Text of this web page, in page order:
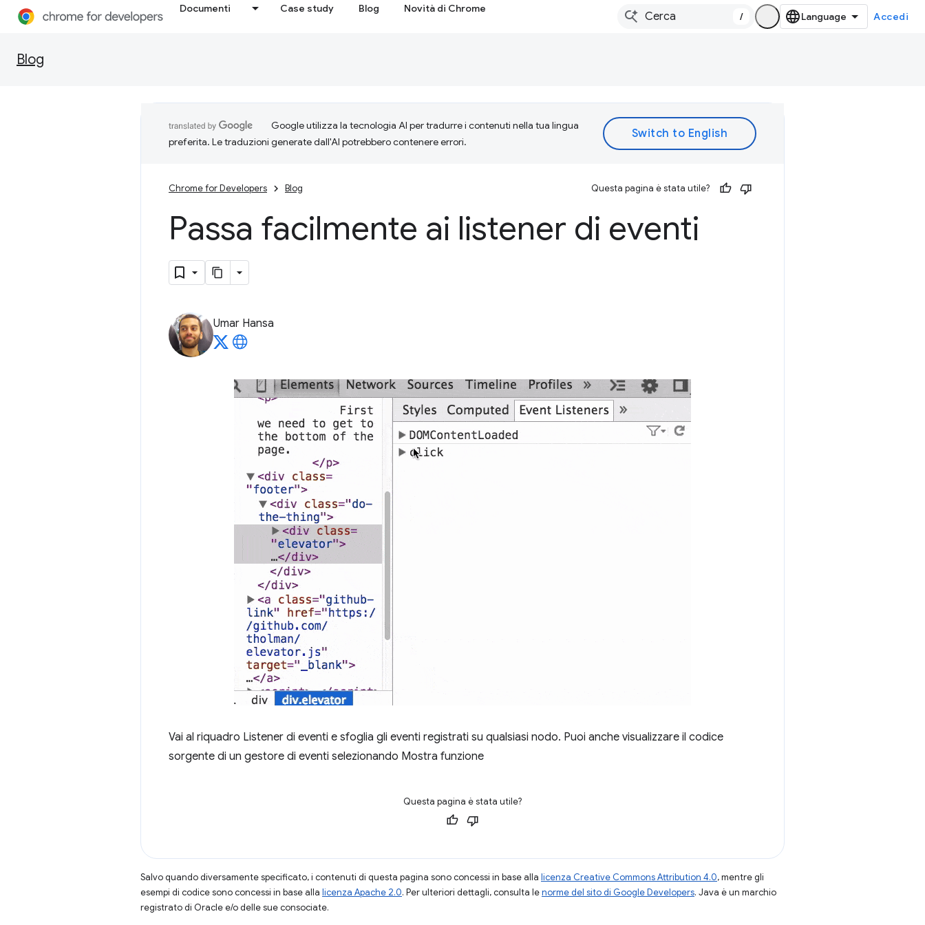
Documenti Case study Blog Novità di Chrome
/ Accedi
Blog
Google utilizza la tecnologia AI per tradurre i contenuti nella tua lingua
preferita. Le traduzioni generate dall'AI potrebbero contenere errori.
Chrome for Developers Blog Questa pagina è stata utile?
Passa facilmente ai listener di eventi
Umar Hansa
Vai al riquadro Listener di eventi e sfoglia gli eventi registrati su qualsiasi nodo. Puoi anche visualizzare il codice
sorgente di un gestore di eventi selezionando Mostra funzione
Questa pagina è stata utile?
Salvo quando diversamente specificato, i contenuti di questa pagina sono concessi in base alla licenza Creative Commons Attribution 4.0, mentre gli
esempi di codice sono concessi in base alla licenza Apache 2.0. Per ulteriori dettagli, consulta lenorme del sito di Google Developers. Java è un marchio
registrato di Oracle e/o delle sue consociate.